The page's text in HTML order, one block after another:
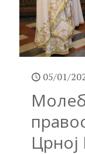
05/01/
Црној